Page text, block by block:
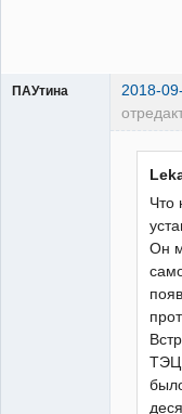
ПАУтина 2018-
Что
Он
ТЭЦ